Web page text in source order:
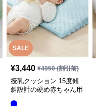
SALE
¥3,440 ¥4050(割引前)
授乳クッション 15度傾
斜設計の硬め赤ちゃん用